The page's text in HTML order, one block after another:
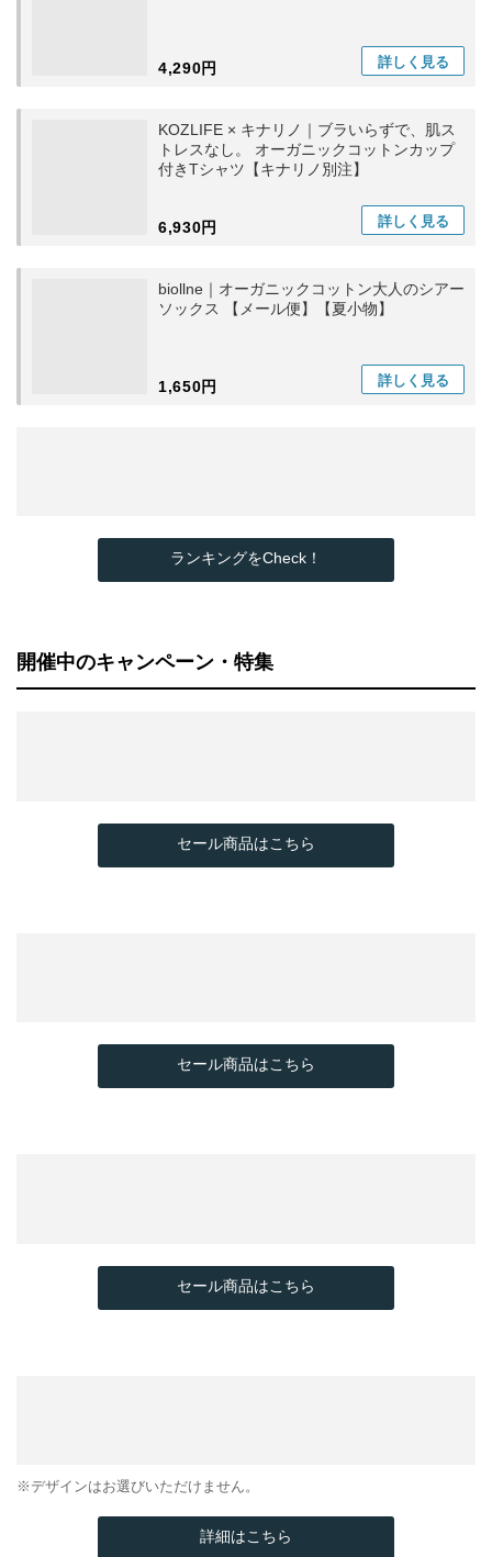
4,290円 詳しく 見る
KOZLIFE × キナリノ｜ブラいらずで、肌ス
トレスなし。 オーガニックコットンカップ
付きTシャツ【キナリノ別注】
6,930円 詳しく 見る
biollne｜オーガニックコットン大人のシアー
ソックス 【メール便】【夏小物】
1,650円 詳しく 見る
ランキングをCheck！
開催中のキャンペーン・特集
セール商品はこちら
セール商品はこちら
セール商品はこちら
※デザインはお選びいただけません。
詳細はこちら